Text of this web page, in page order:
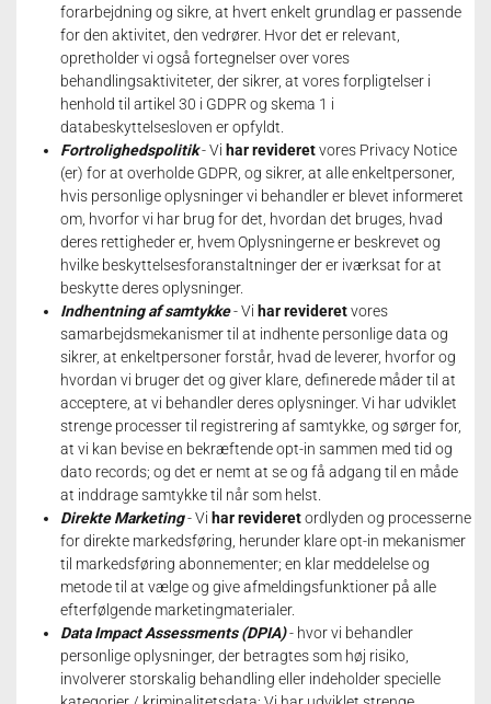
forarbejdning og sikre, at hvert enkelt grundlag er passende
for den aktivitet, den vedrører. Hvor det er relevant,
opretholder vi også fortegnelser over vores
behandlingsaktiviteter, der sikrer, at vores forpligtelser i
henhold til artikel 30 i GDPR og skema 1 i
databeskyttelsesloven er opfyldt.
Fortrolighedspolitik- Vi har revideretvores Privacy Notice
(er) for at overholde GDPR, og sikrer, at alle enkeltpersoner,
hvis personlige oplysninger vi behandler er blevet informeret
om, hvorfor vi har brug for det, hvordan det bruges, hvad
deres rettigheder er, hvem Oplysningerne er beskrevet og
hvilke beskyttelsesforanstaltninger der er iværksat for at
beskytte deres oplysninger.
Indhentning af samtykke- Vi har revideretvores
samarbejdsmekanismer til at indhente personlige data og
sikrer, at enkeltpersoner forstår, hvad de leverer, hvorfor og
hvordan vi bruger det og giver klare, definerede måder til at
acceptere, at vi behandler deres oplysninger. Vi har udviklet
strenge processer til registrering af samtykke, og sørger for,
at vi kan bevise en bekræftende opt-in sammen med tid og
dato records; og det er nemt at se og få adgang til en måde
at inddrage samtykke til når som helst.
Direkte Marketing- Vi har revideretordlyden og processerne
for direkte markedsføring, herunder klare opt-in mekanismer
til markedsføring abonnementer; en klar meddelelse og
metode til at vælge og give afmeldingsfunktioner på alle
efterfølgende marketingmaterialer.
Data Impact Assessments (DPIA)- hvor vi behandler
personlige oplysninger, der betragtes som høj risiko,
involverer storskalig behandling eller indeholder specielle